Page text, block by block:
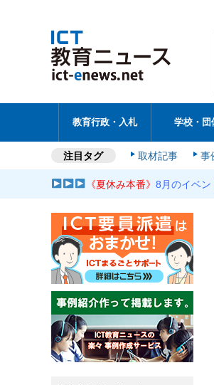
教育行政・入札 学校・団
注目タグ 取材記事 事
《夏休み本番》8月のイベン